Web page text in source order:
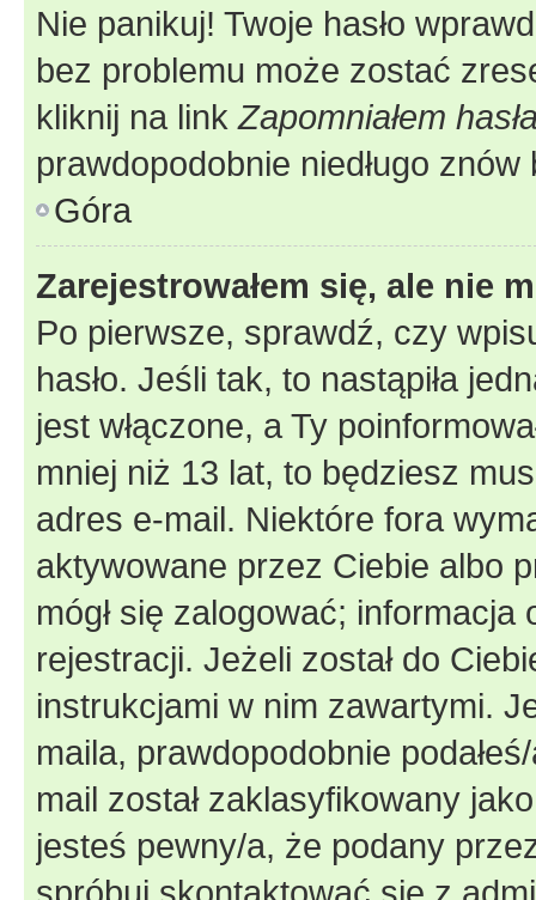
Nie panikuj! Twoje hasło
bez problemu może zostać
kliknij na linkZapomniałem
prawdopodobnie niedługo
Góra
Zarejestrowałem się, ale nie
Po pierwsze, sprawdź, czy
hasło. Jeśli tak, to nastąpiła
jest włączone, a Ty
mniej niż 13 lat, to będziesz
adres e-mail. Niektóre fora
aktywowane przez Ciebie albo
mógł się zalogować;
rejestracji. Jeżeli został do
instrukcjami w nim zawartymi.
maila, prawdopodobnie
mail został zaklasyfikowany
jesteś pewny/a, że podany